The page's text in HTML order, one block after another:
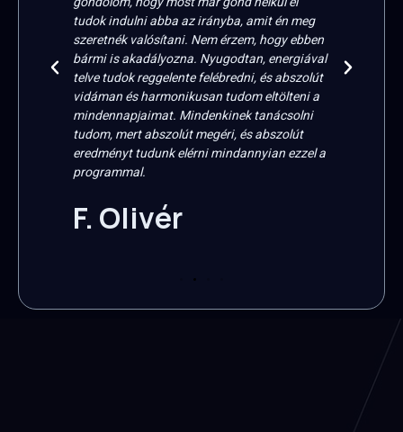
tudok indulni abba az irányba, amit én meg
szeretnék valósítani. Nem érzem, hogy ebben
bármi is akadályozna. Nyugodtan, energiával
telve tudok reggelente felébredni, és abszolút
vidáman és harmonikusan tudom eltölteni a
mindennapjaimat. Mindenkinek tanácsolni
tudom, mert abszolút megéri, és abszolút
eredményt tudunk elérni mindannyian ezzel a
programmal.
F. Olivér